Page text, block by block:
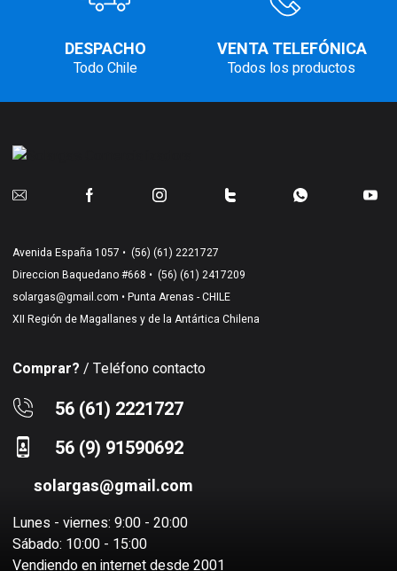
DESPACHO
Todo Chile
VENTA TELEFÓNICA
Todos los productos
Avenida España 1057 • (56) (61) 2221727
Direccion Baquedano #668 • (56) (61) 2417209
solargas@gmail.com • Punta Arenas - CHILE
XII Región de Magallanes y de la Antártica Chilena
Comprar? / Teléfono contacto
56 (61) 2221727
56 (9) 91590692
solargas@gmail.com
Lunes - viernes: 9:00 - 20:00
Sábado: 10:00 - 15:00
Vendiendo en internet desde 2001